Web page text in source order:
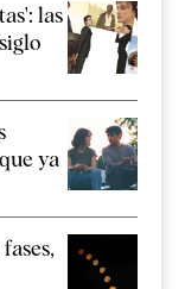
las
ya